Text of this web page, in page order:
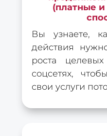
(платные
Вы узнаете,
действия
роста
соцсетях,
свои услуги